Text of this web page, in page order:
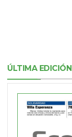
ÚLTIMA EDICIÓN